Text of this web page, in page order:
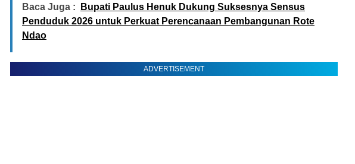
Baca Juga :
Bupati Paulus Henuk Dukung Suksesnya Sensus
Penduduk 2026 untuk Perkuat Perencanaan Pembangunan Rote
Ndao
ADVERTISEMENT